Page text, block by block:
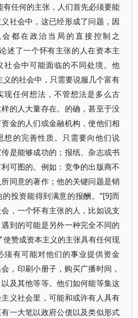
有任何的主张，人们首先必须要能
社会中，这已经形成了问题，因
都在政治当局的直接控制之
述了一个怀有主张的人在资本主
社会中可能面临的不同处境。他
义的社会中，只需要说服几个富有
现任何想法，不管想法是多么古
的人大量存在。的确，甚至于没
金的人们或金融机构，使他们相
想的完善性质。只需要向他们说
是能够成功的；报纸、杂志或书
可图的。例如：竞争的出版商不
同意的著作；他的关键问题是销
投资能得到满意的报酬。”[9]而
，一个怀有主张的人，比如说支
到的可能是另外一种完全不同的
使赞成资本主义的主张具有任何现
须有可能对他们的事业提供资金
，印刷小册子，购买广播时间，
及其他等等。他们如何能等集这
义社会里，可能和或许有人具有
一大笔以政府公债以及类似形式